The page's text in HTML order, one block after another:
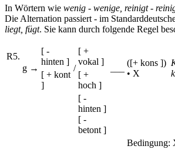
In Wörtern wie wenig - wenige, reinigt -
Die Alternation passiert - im
liegt, fügt. Sie kann durch folgende Regel
R5.
g →
[ -
hinten ]
/
[ +
vokal ]
([+ kons ])
• X
[ + kont
]
[ +
hoch ]
[ -
hinten ]
[ -
betont ]